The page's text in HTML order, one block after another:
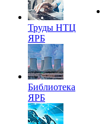
Труды НТЦ
ЯРБ
Библиотека
ЯРБ